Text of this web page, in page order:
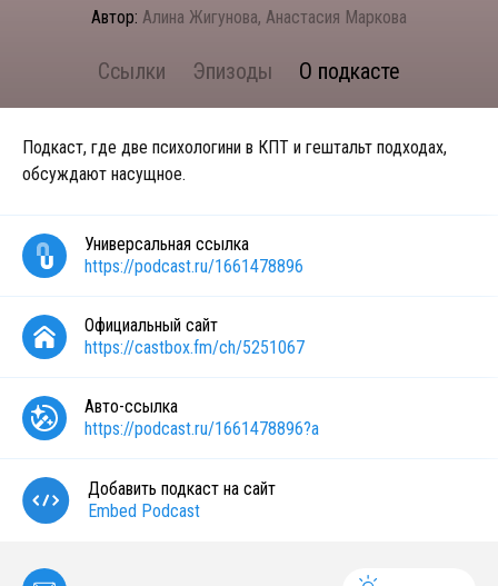
Автор: Алина Жигунова, Анастасия Маркова
Ссылки Эпизоды О подкасте
Подкаст, где две психологини в КПТ и гештальт подходах,
обсуждают насущное.
Универсальная ссылка
https://podcast.ru/1661478896
Официальный сайт
https://castbox.fm/ch/5251067
Авто-ссылка
https://podcast.ru/1661478896?a
Добавить подкаст на сайт
Embed Podcast